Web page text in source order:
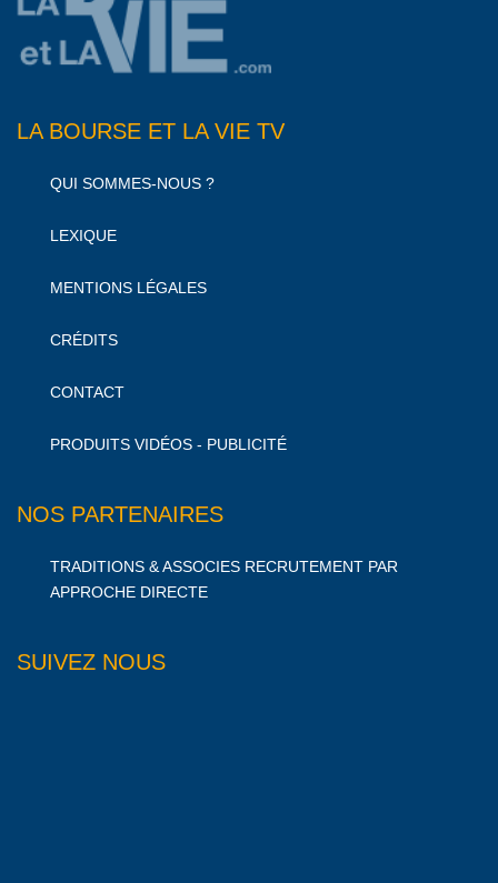
LA BOURSE ET LA VIE TV
QUI SOMMES-NOUS ?
LEXIQUE
MENTIONS LÉGALES
CRÉDITS
CONTACT
PRODUITS VIDÉOS - PUBLICITÉ
NOS PARTENAIRES
TRADITIONS & ASSOCIES RECRUTEMENT PAR
APPROCHE DIRECTE
SUIVEZ NOUS